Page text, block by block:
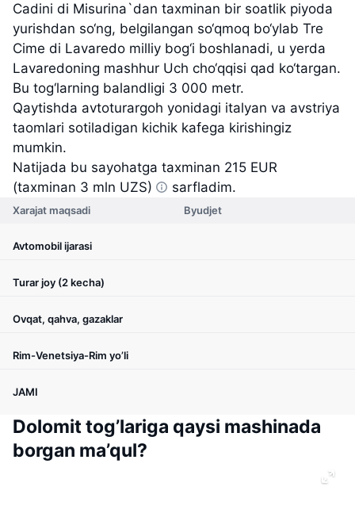
Cadini di Misurina`dan taxminan bir soatlik piyoda
yurishdan so‘ng, belgilangan so‘qmoq bo‘ylab Tre
Cime di Lavaredo milliy bog‘i boshlanadi, u yerda
Lavaredoning mashhur Uch cho‘qqisi qad ko‘targan.
Bu tog‘larning balandligi 3 000 metr.
Qaytishda avtoturargoh yonidagi italyan va avstriya
taomlari sotiladigan kichik kafega kirishingiz
mumkin.
Natijada bu sayohatga taxminan 215 EUR
(taxminan 3 mln UZS)
sarfladim.
Xarajat maqsadi Byudjet
Avtomobil ijarasi
Turar joy (2 kecha)
Ovqat, qahva, gazaklar
Rim-Venetsiya-Rim yo’li
JAMI
Dolomit tog’lariga qaysi mashinada
borgan ma’qul?